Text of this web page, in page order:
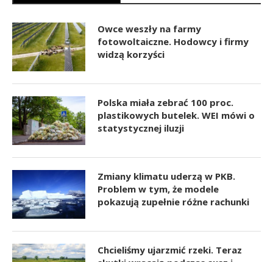
Owce weszły na farmy
fotowoltaiczne. Hodowcy i firmy
widzą korzyści
Polska miała zebrać 100 proc.
plastikowych butelek. WEI mówi o
statystycznej iluzji
Zmiany klimatu uderzą w PKB.
Problem w tym, że modele
pokazują zupełnie różne rachunki
Chcieliśmy ujarzmić rzeki. Teraz